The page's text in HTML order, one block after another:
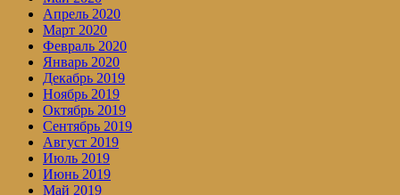
Апрель 2020
Март 2020
Февраль 2020
Январь 2020
Декабрь 2019
Ноябрь 2019
Октябрь 2019
Сентябрь 2019
Август 2019
Июль 2019
Июнь 2019
Май 2019